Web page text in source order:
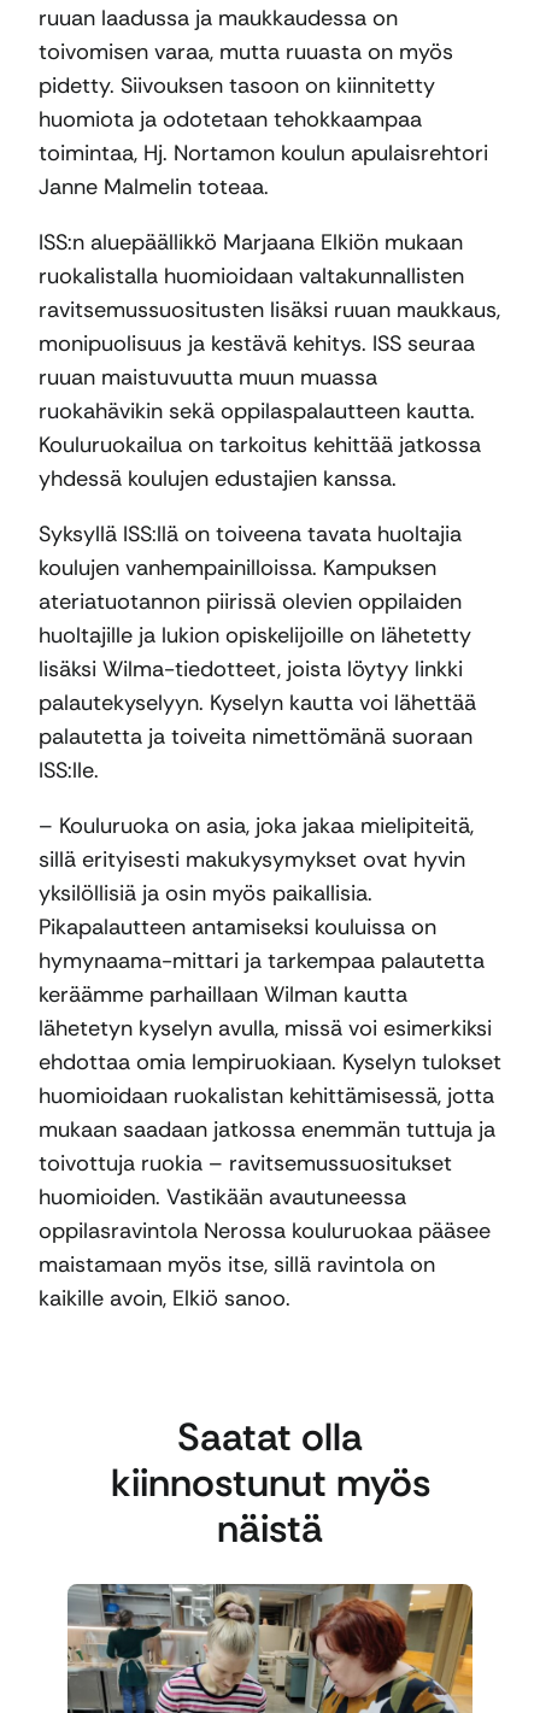
ruuan laadussa ja maukkaudessa on
toivomisen varaa, mutta ruuasta on myös
pidetty. Siivouksen tasoon on kiinnitetty
huomiota ja odotetaan tehokkaampaa
toimintaa, Hj. Nortamon koulun apulaisrehtori
Janne Malmelin toteaa.
ISS:n aluepäällikkö Marjaana Elkiön mukaan
ruokalistalla huomioidaan valtakunnallisten
ravitsemussuositusten lisäksi ruuan maukkaus,
monipuolisuus ja kestävä kehitys. ISS seuraa
ruuan maistuvuutta muun muassa
ruokahävikin sekä oppilaspalautteen kautta.
Kouluruokailua on tarkoitus kehittää jatkossa
yhdessä koulujen edustajien kanssa.
Syksyllä ISS:llä on toiveena tavata huoltajia
koulujen vanhempainilloissa. Kampuksen
ateriatuotannon piirissä olevien oppilaiden
huoltajille ja lukion opiskelijoille on lähetetty
lisäksi Wilma-tiedotteet, joista löytyy linkki
palautekyselyyn. Kyselyn kautta voi lähettää
palautetta ja toiveita nimettömänä suoraan
ISS:lle.
– Kouluruoka on asia, joka jakaa mielipiteitä,
sillä erityisesti makukysymykset ovat hyvin
yksilöllisiä ja osin myös paikallisia.
Pikapalautteen antamiseksi kouluissa on
hymynaama-mittari ja tarkempaa palautetta
keräämme parhaillaan Wilman kautta
lähetetyn kyselyn avulla, missä voi esimerkiksi
ehdottaa omia lempiruokiaan. Kyselyn tulokset
huomioidaan ruokalistan kehittämisessä, jotta
mukaan saadaan jatkossa enemmän tuttuja ja
toivottuja ruokia – ravitsemussuositukset
huomioiden. Vastikään avautuneessa
oppilasravintola Nerossa kouluruokaa pääsee
maistamaan myös itse, sillä ravintola on
kaikille avoin, Elkiö sanoo.
Saatat olla
kiinnostunut myös
näistä